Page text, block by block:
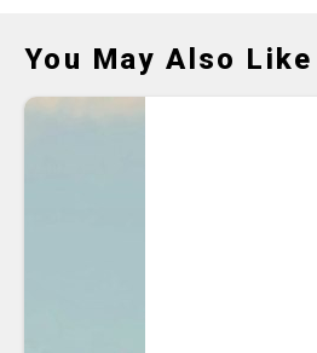
You May Also Like